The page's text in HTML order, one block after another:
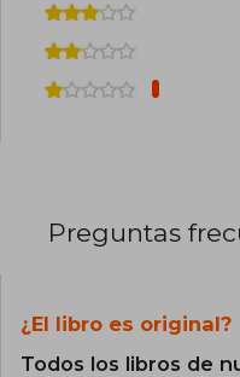
Preguntas
¿El libro es original?
Todos los libros de